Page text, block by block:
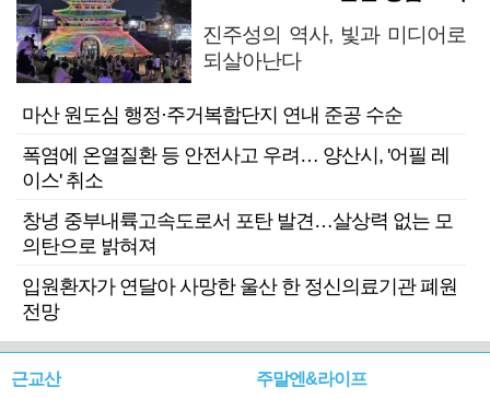
진주성의 역사, 빛과 미디어로
되살아난다
마산 원도심 행정·주거복합단지 연내 준공 수순
폭염에 온열질환 등 안전사고 우려… 양산시, '어필 레
이스' 취소
창녕 중부내륙고속도로서 포탄 발견…살상력 없는 모
의탄으로 밝혀져
입원환자가 연달아 사망한 울산 한 정신의료기관 폐원
전망
근교산 주말엔&라이프